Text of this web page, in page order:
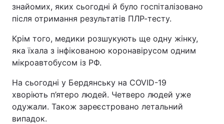
Тема оформлення
знайомих, яких сьогодні й було госпіталізовано
після отримання результатів ПЛР-тесту.
Крім того, медики розшукують ще одну жінку,
яка їхала з інфікованою коронавірусом одним
мікроавтобусом із РФ.
На сьогодні у Бердянську на COVID-19
хворіють п’ятеро людей. Четверо людей уже
одужали. Також зареєстровано летальний
випадок.